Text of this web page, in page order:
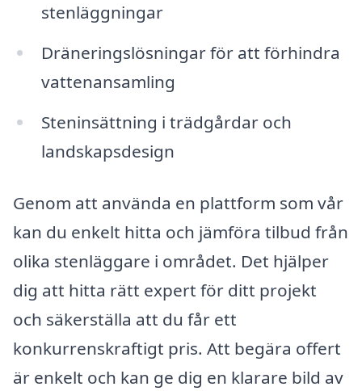
stenläggningar
Dräneringslösningar för att förhindra
vattenansamling
Steninsättning i trädgårdar och
landskapsdesign
Genom att använda en plattform som vår
kan du enkelt hitta och jämföra tilbud från
olika stenläggare i området. Det hjälper
dig att hitta rätt expert för ditt projekt
och säkerställa att du får ett
konkurrenskraftigt pris. Att begära offert
är enkelt och kan ge dig en klarare bild av